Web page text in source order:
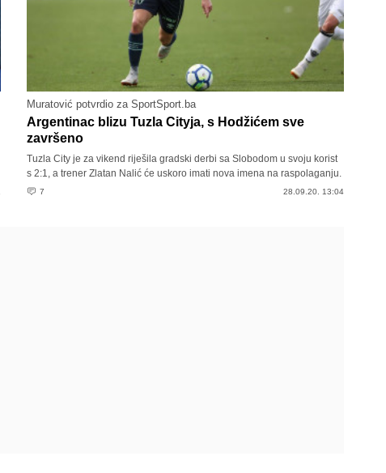
Muratović potvrdio za SportSport.ba
Argentinac blizu Tuzla Cityja, s Hodžićem sve
završeno
Tuzla City je za vikend riješila gradski derbi sa Slobodom u svoju korist
s 2:1, a trener Zlatan Nalić će uskoro imati nova imena na raspolaganju.
7 28.09.20. 13:04